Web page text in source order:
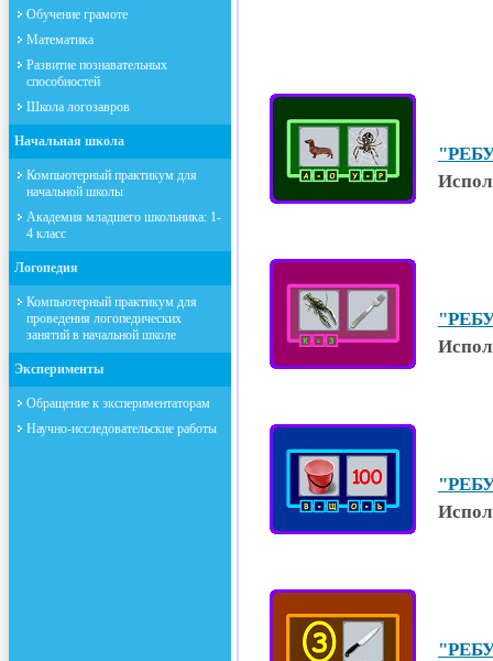
Обучение грамоте
Математика
Развитие познавательных
способностей
Школа логозавров
Начальная школа
Компьютерный практикум для
начальной школы
Академия младшего школьника: 1-
4 класс
Логопедия
Компьютерный практикум для
проведения логопедических
занятий в начальной школе
Эксперименты
Обращение к экспериментаторам
Научно-исследовательские работы